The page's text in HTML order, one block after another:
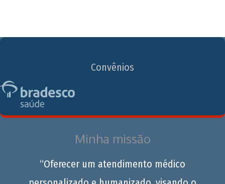
Convênios
Minha missão
“Oferecer um atendimento médico